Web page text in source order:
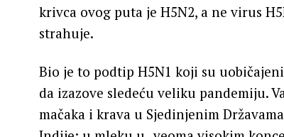
krivca ovog puta je H5N2, a ne virus
strahuje.
Bio je to podtip H5N1 koji su
da izazove sledeću veliku pandemiju.
mačaka i krava u Sjedinjenim